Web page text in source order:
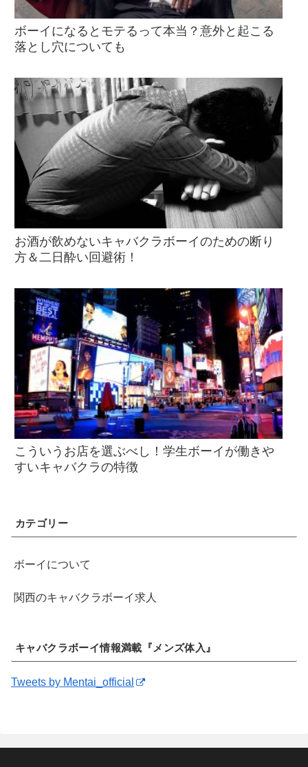
ボーイになるとモテるって本当？意外と起こる
落とし穴についても
お酒が飲めないキャバクラボーイのための断り
方＆二日酔い回避術！
こういうお店を選ぶべし！学生ボーイが働きや
すいキャバクラの特徴
カテゴリー
ボーイについて
関西のキャバクラボーイ求人
キャバクラボーイ情報満載『メンズ体入』
Tweets by Mentai_official